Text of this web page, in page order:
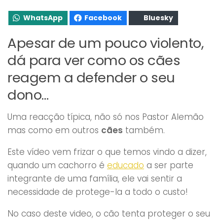
WhatsApp Facebook Bluesky
Apesar de um pouco violento,
dá para ver como os cães
reagem a defender o seu
dono…
Uma reacção típica, não só nos Pastor Alemão
mas como em outros cães também.
Este vídeo vem frizar o que temos vindo a dizer,
quando um cachorro é educado a ser parte
integrante de uma família, ele vai sentir a
necessidade de protege-la a todo o custo!
No caso deste video, o cão tenta proteger o seu